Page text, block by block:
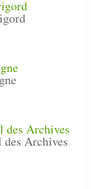
Archives